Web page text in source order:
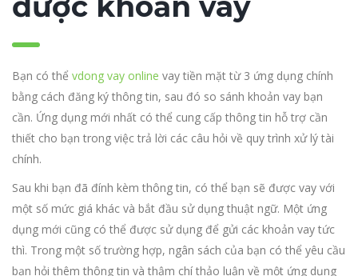
Bạn có thể vdong vay online vay tiền mặt từ 3 ứng dụng chính
bằng cách đăng ký thông tin, sau đó so sánh khoản vay bạn
cần. Ứng dụng mới nhất có thể cung cấp thông tin hỗ trợ cần
thiết cho bạn trong việc trả lời các câu hỏi về quy trình xử lý tài
chính.
Sau khi bạn đã đính kèm thông tin, có thể bạn sẽ được vay với
một số mức giá khác và bắt đầu sử dụng thuật ngữ. Một ứng
dụng mới cũng có thể được sử dụng để gửi các khoản vay tức
thì. Trong một số trường hợp, ngân sách của bạn có thể yêu cầu
bạn hỏi thêm thông tin và thậm chí thảo luận về một ứng dụng